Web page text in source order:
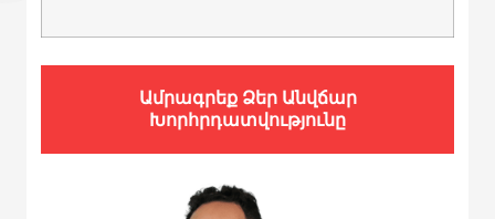
Ամրագրեք Ձեր Անվճար
Խորհրդատվությունը